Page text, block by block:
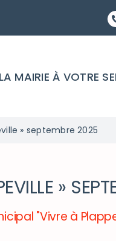
LA MAIRIE À VOTRE
» septembre 2025
»
"Vivre à